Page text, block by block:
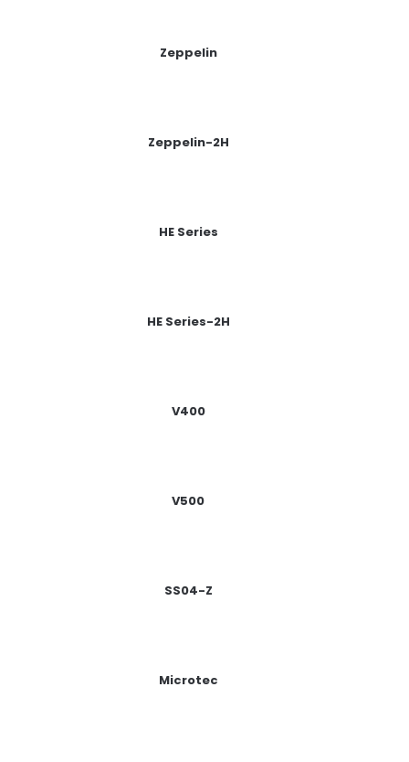
Zeppelin
Zeppelin-2H
HE Series
HE Series-2H
V400
V500
SS04-Z
Microtec